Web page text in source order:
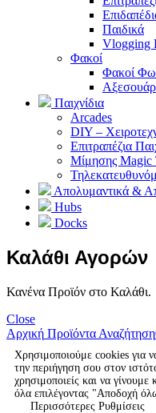
Παιδικά
Vlogging
Φακοί
Φακοί
Αξεσουάρ
Παιχνίδια
Arcades
DIY –
Επιτραπέζια
Μίμησης Magic
Απολυμαντικά &
Hubs
Docks
Καλάθι Αγορών
Κανένα Προϊόν στο Καλάθι.
Close
Αρχική Προϊόντα Αναζήτηση
Χρησιμοποιούμε cookies για
την περιήγηση σου στον
χρησιμοποιείς και να
όλα επιλέγοντας "Αποδοχή
Περισσότερες Ρυθμίσεις